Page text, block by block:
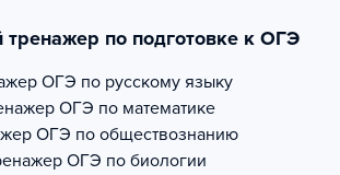
тренажер по подготовке к ОГЭ
ОГЭ по русскому языку
ОГЭ по математике
ОГЭ по обществознанию
ОГЭ по биологии